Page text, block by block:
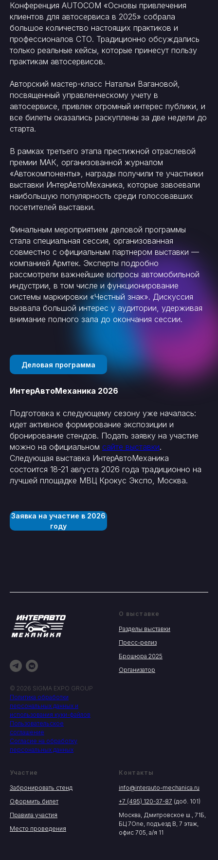
Конференция AUTOCOM «Основы привлечения
клиентов для автосервиса в 2025» собрала
большое количество настоящих практиков и
профессионалов СТО. Традиционно обсуждались
только реальные кейсы, которые принесут пользу
практикам автосервисов.
Авторский мастер-класс Натальи Вагановой,
посвященный управленческому учету в
автосервисе, привлек огромный интерес публики, и
все билеты оказались раскуплены за две недели до
старта.
В рамках третьего этапа престижной отраслевой
премии МАК, организованной журналом
«Автокомпоненты», награды получили те участники
выставки ИнтерАвтоМеханика, которые завоевали
наибольшую популярность среди голосовавших
посетителей выставки.
Финальным мероприятием деловой программы
стала специальная сессия, организованная
совместно с официальным партнером выставки —
компанией Армтек. Эксперты подробно
рассмотрели важнейшие вопросы автомобильной
индустрии, в том числе и функционирование
системы маркировки «Честный знак». Дискуссия
вызвала большой интерес у аудитории, удерживая
внимание полного зала до окончания сессии.
Деловая программа
ИнтерАвтоМеханика 2026
Подготовка к следующему сезону уже началась:
идет активное формирование экспозиции и
бронирование стендов. Подать заявку на участие
можно на официальном сайте выставки.
Следующая выставка ИнтерАвтоМеханика
состоится 18-21 августа 2026 года традиционно на
лучшей площадке МВЦ Крокус Экспо, Москва.
Заявка на участие в 2026
году
© 2026 SIGMA EXPO GROUP
Политика обработки
персональных данных и
использования куки-файлов
Пользовательское
соглашение
Согласие на обработку
персональных данных
О выставке
Разделы выставки
Пресс-релиз
Брошюра 2025
Организатор
Участие
Забронировать стенд
Оформить билет
Правила участия
Место проведения
Контакты
info@interauto-mechanica.ru
+7 (495) 120-37-87 (доб. 101)
Москва, Дмитровское ш., 71Б,
БЦ 7One, подъезд В, 7 этаж,
офис 705, а/я 11